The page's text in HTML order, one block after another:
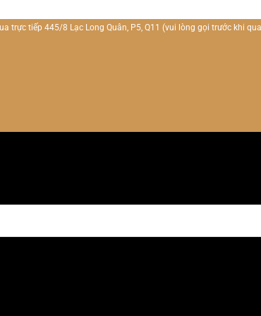
trực tiếp 445/8 Lạc Long Quân, P5, Q11 (vui lòng gọi trước khi